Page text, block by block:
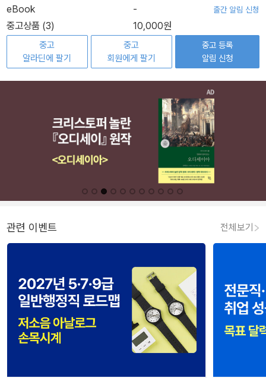
eBook
- 출간 알림 신청
중고상품 (3) 10,000원
중고
알라딘에 팔기
중고
회원에게 팔기
중고 등록
알림 신청
관련 이벤트 전체보기